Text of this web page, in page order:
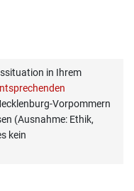
in Ihrem
Vorpommern
(Ausnahme: Ethik,
kein